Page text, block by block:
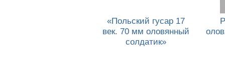
«Польский гусар 17
век. 70 мм оловянный
солдатик»